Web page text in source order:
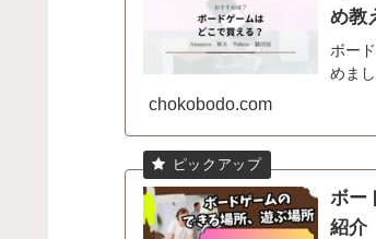
め教
ボー
めま
chokobodo.com
ボー
紹介